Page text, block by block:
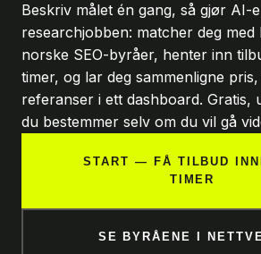
Beskriv målet én gang, så gjør AI-
researchjobben: matcher deg med
norske SEO-byråer, henter inn
timer, og lar deg sammenligne
referanser i ett dashboard. Gratis,
du bestemmer selv om du vil gå
START — FÅ TILBUD
TIMER
SE BYRÅENE I